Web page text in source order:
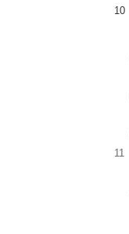
10
11